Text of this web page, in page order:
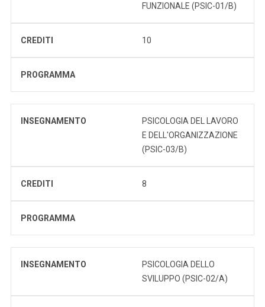
FUNZIONALE (PSIC-01/B)
CREDITI 10
PROGRAMMA
INSEGNAMENTO
PSICOLOGIA DEL LAVORO
E DELL'ORGANIZZAZIONE
(PSIC-03/B)
CREDITI 8
PROGRAMMA
INSEGNAMENTO
PSICOLOGIA DELLO
SVILUPPO (PSIC-02/A)